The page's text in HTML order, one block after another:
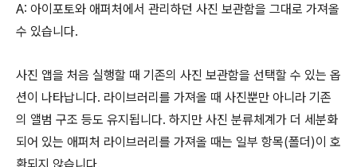
A: 아이포토와 애퍼처에서 관리하던 사진 보관함을 그대로 가져올
수 있습니다.
사진 앱을 처음 실행할 때 기존의 사진 보관함을 선택할 수 있는 옵
션이 나타납니다. 라이브러리를 가져올 때 사진뿐만 아니라 기존
의 앨범 구조 등도 유지됩니다. 하지만 사진 분류체계가 더 세분화
되어 있는 애퍼처 라이브러리를 가져올 때는 일부 항목(폴더)이 호